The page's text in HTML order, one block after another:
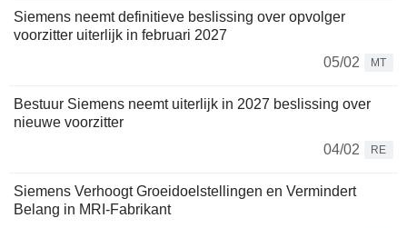
Siemens neemt definitieve beslissing over opvolger
voorzitter uiterlijk in februari 2027
05/02
MT
Bestuur Siemens neemt uiterlijk in 2027 beslissing over
nieuwe voorzitter
04/02
RE
Siemens Verhoogt Groeidoelstellingen en Vermindert
Belang in MRI-Fabrikant